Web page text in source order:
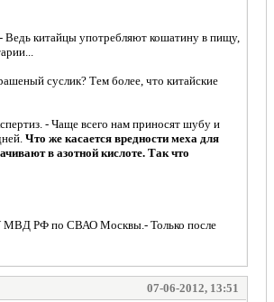
китайцы употребляют кошатину в пищу,
суслик? Тем более, что китайские
- Чаще всего нам приносят шубу и
Что же касается вредности меха для
в азотной кислоте. Так что
МВД РФ по СВАО Москвы.- Только после
07-06-2012, 13:51